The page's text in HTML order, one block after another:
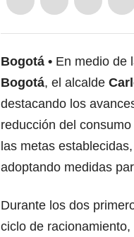
Bogotá En medio de
Bogotá, el alcalde
destacando los
reducción del
las metas
adoptando medidas
Durante los dos
ciclo de